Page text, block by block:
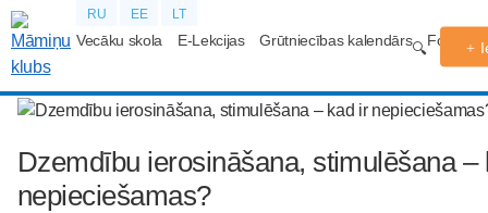
RU EE LT
Vecāku skola E-Lekcijas Grūtniecības kalendārs Forums
Dzemdību ierosināšana, stimulēšana –
nepieciešamas?